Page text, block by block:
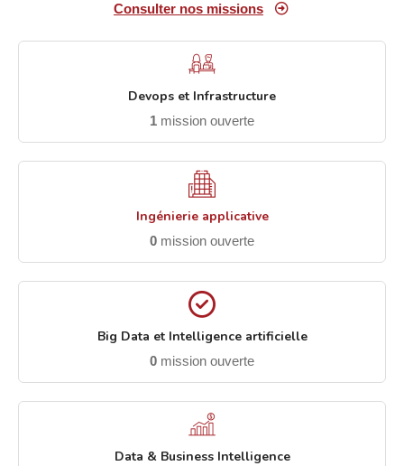
Consulter nos missions
Devops et Infrastructure
1 mission ouverte
Ingénierie applicative
0 mission ouverte
Big Data et Intelligence artificielle
0 mission ouverte
Data & Business Intelligence